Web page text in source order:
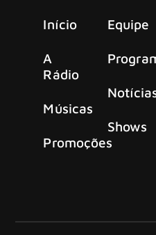
Início
A
Rádio
Músicas
Promoções
Equipe
Shows